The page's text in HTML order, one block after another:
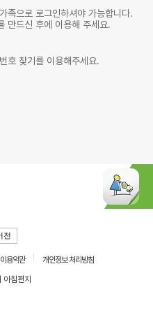
족으로 로그인하셔야 가능합니다.
만드신 후에 이용해 주세요.
호 찾기를 이용해주세요.
전
이용약관
개인정보 처리방침
침편지